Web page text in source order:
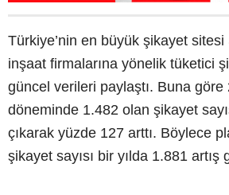
Türkiye’nin en büyük şikayet
inşaat firmalarına yönelik tüketici
güncel verileri paylaştı. Buna göre
döneminde 1.482 olan şikayet
çıkarak yüzde 127 arttı. Böylece
şikayet sayısı bir yılda 1.881 artış